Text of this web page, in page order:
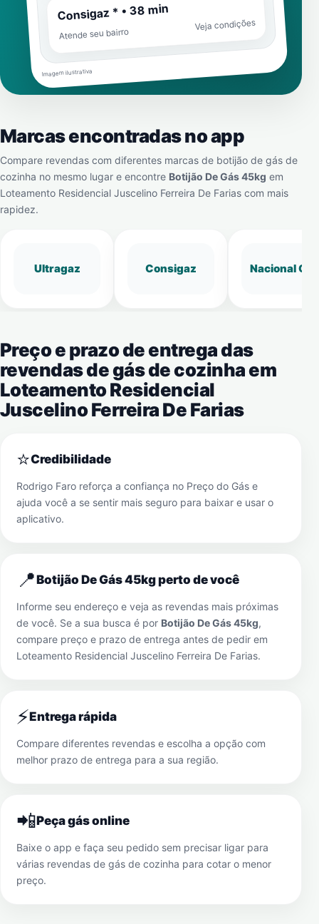
Consigaz * • 38 min
Atende seu bairro
Veja condições
Imagem ilustrativa
Marcas encontradas no app
Compare revendas com diferentes marcas de botijão de gás de
cozinha no mesmo lugar e encontre Botijão De Gás 45kg em
Loteamento Residencial Juscelino Ferreira De Farias com mais
rapidez.
Ultragaz Consigaz Nacional Gás
Preço e prazo de entrega das
revendas de gás de cozinha em
Loteamento Residencial
Juscelino Ferreira De Farias
⭐Credibilidade
Rodrigo Faro reforça a confiança no Preço do Gás e
ajuda você a se sentir mais seguro para baixar e usar o
aplicativo.
📍Botijão De Gás 45kg perto de você
Informe seu endereço e veja as revendas mais próximas
de você. Se a sua busca é por Botijão De Gás 45kg,
compare preço e prazo de entrega antes de pedir em
Loteamento Residencial Juscelino Ferreira De Farias.
⚡Entrega rápida
Compare diferentes revendas e escolha a opção com
melhor prazo de entrega para a sua região.
📲Peça gás online
Baixe o app e faça seu pedido sem precisar ligar para
várias revendas de gás de cozinha para cotar o menor
preço.